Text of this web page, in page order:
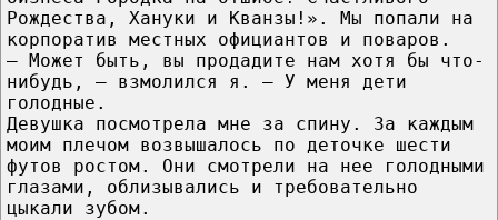
Рождества, Хануки и Кванзы!». Мы попали на
корпоратив местных официантов и поваров.
– Может быть, вы продадите нам хотя бы что-
нибудь, – взмолился я. – У меня дети
голодные.
Девушка посмотрела мне за спину. За каждым
моим плечом возвышалось по деточке шести
футов ростом. Они смотрели на нее голодными
глазами, облизывались и требовательно
цыкали зубом.